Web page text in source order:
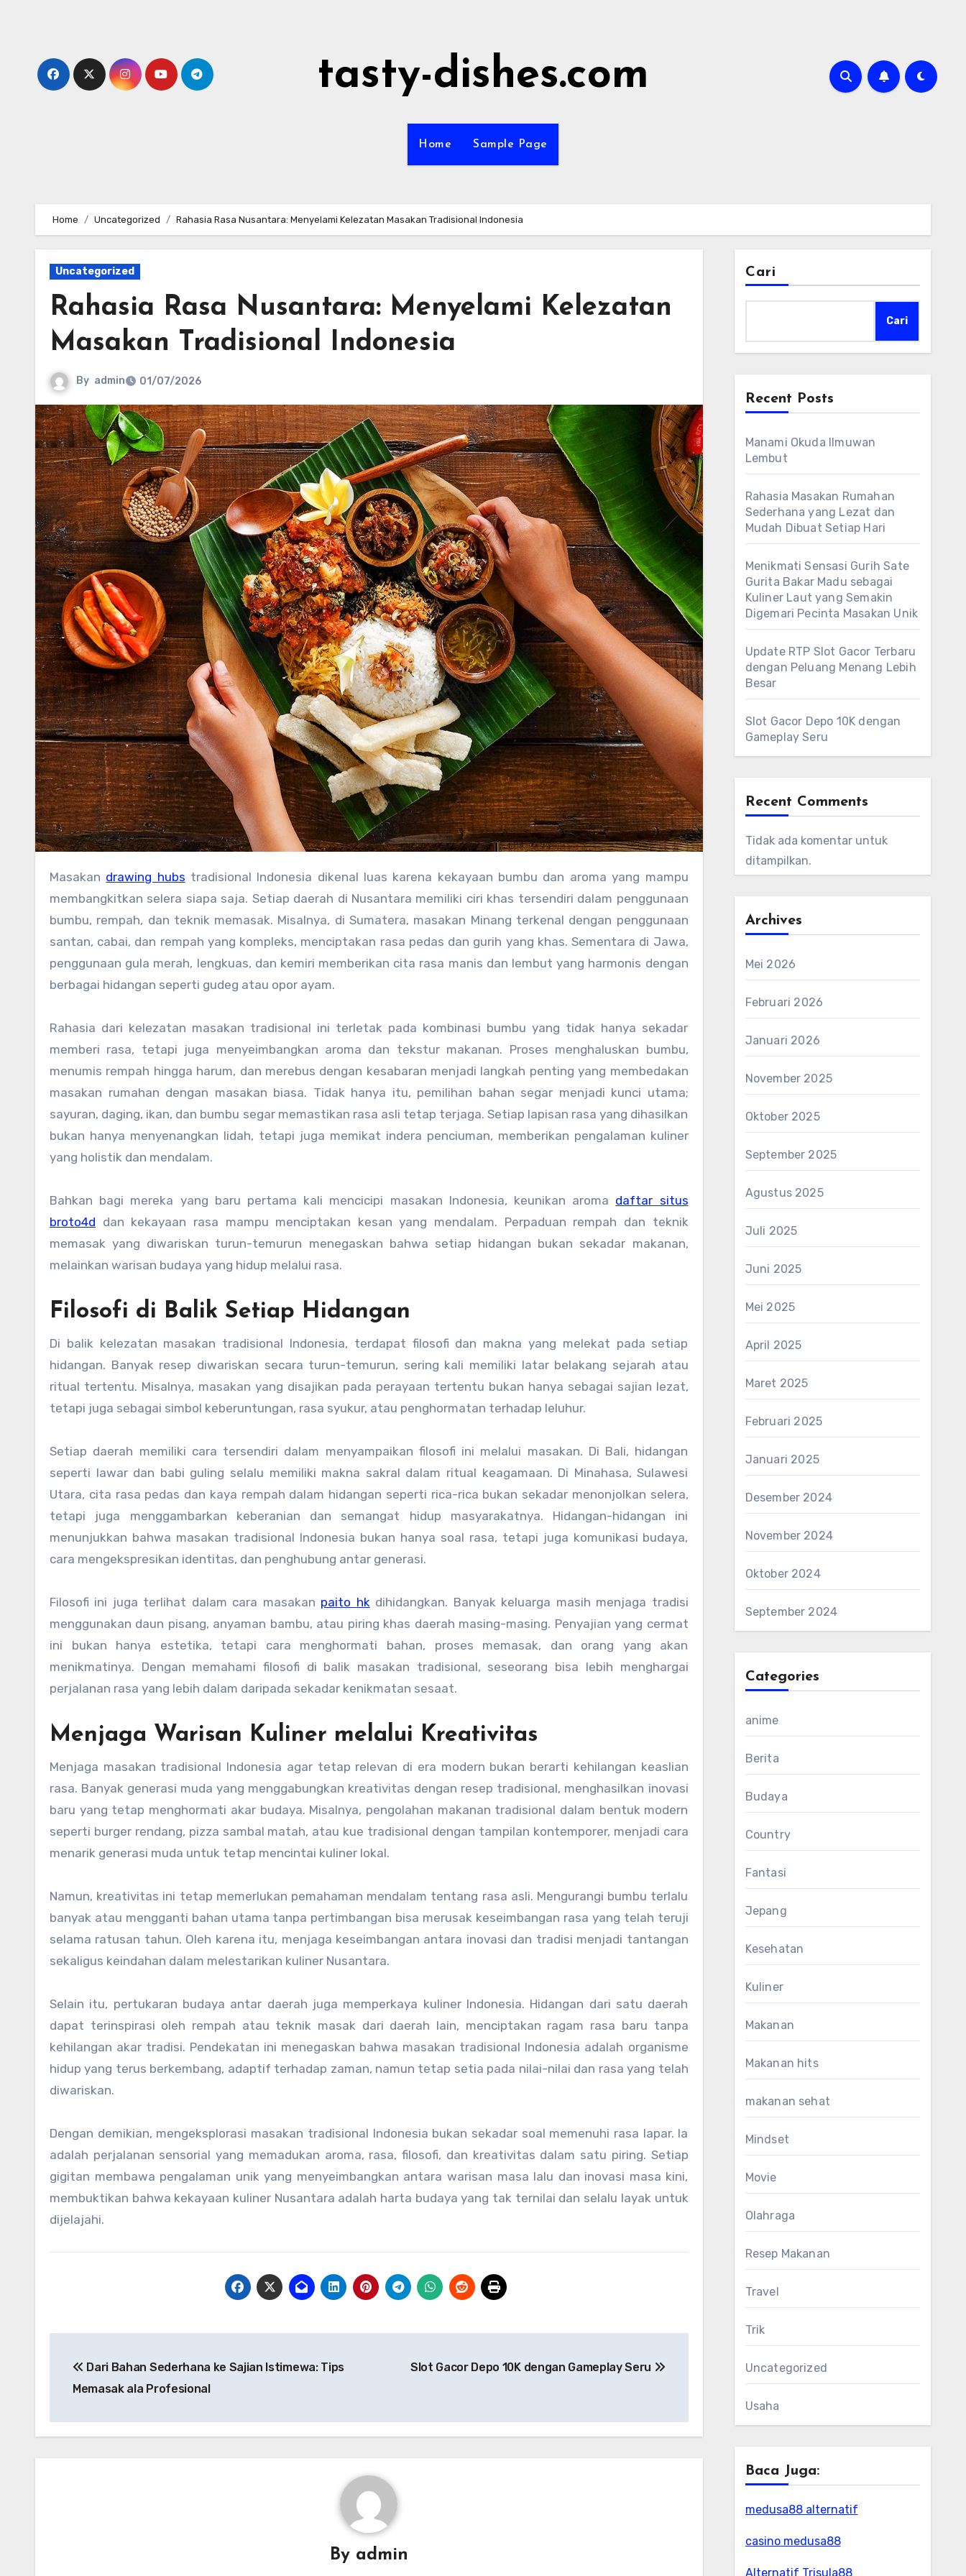
tasty-dishes.com
Home Sample Page
Home Uncategorized Rahasia Rasa Nusantara: Menyelami Kelezatan Masakan Tradisional Indonesia
Uncategorized
Rahasia Rasa Nusantara: Menyelami Kelezatan
Masakan Tradisional Indonesia
By admin 01/07/2026
Masakan drawing hubs tradisional Indonesia dikenal luas karena kekayaan bumbu dan aroma yang mampu
membangkitkan selera siapa saja. Setiap daerah di Nusantara memiliki ciri khas tersendiri dalam penggunaan
bumbu, rempah, dan teknik memasak. Misalnya, di Sumatera, masakan Minang terkenal dengan penggunaan
santan, cabai, dan rempah yang kompleks, menciptakan rasa pedas dan gurih yang khas. Sementara di Jawa,
penggunaan gula merah, lengkuas, dan kemiri memberikan cita rasa manis dan lembut yang harmonis dengan
berbagai hidangan seperti gudeg atau opor ayam.
Rahasia dari kelezatan masakan tradisional ini terletak pada kombinasi bumbu yang tidak hanya sekadar
memberi rasa, tetapi juga menyeimbangkan aroma dan tekstur makanan. Proses menghaluskan bumbu,
menumis rempah hingga harum, dan merebus dengan kesabaran menjadi langkah penting yang membedakan
masakan rumahan dengan masakan biasa. Tidak hanya itu, pemilihan bahan segar menjadi kunci utama;
sayuran, daging, ikan, dan bumbu segar memastikan rasa asli tetap terjaga. Setiap lapisan rasa yang dihasilkan
bukan hanya menyenangkan lidah, tetapi juga memikat indera penciuman, memberikan pengalaman kuliner
yang holistik dan mendalam.
Bahkan bagi mereka yang baru pertama kali mencicipi masakan Indonesia, keunikan aroma daftar situs
broto4d dan kekayaan rasa mampu menciptakan kesan yang mendalam. Perpaduan rempah dan teknik
memasak yang diwariskan turun-temurun menegaskan bahwa setiap hidangan bukan sekadar makanan,
melainkan warisan budaya yang hidup melalui rasa.
Filosofi di Balik Setiap Hidangan
Di balik kelezatan masakan tradisional Indonesia, terdapat filosofi dan makna yang melekat pada setiap
hidangan. Banyak resep diwariskan secara turun-temurun, sering kali memiliki latar belakang sejarah atau
ritual tertentu. Misalnya, masakan yang disajikan pada perayaan tertentu bukan hanya sebagai sajian lezat,
tetapi juga sebagai simbol keberuntungan, rasa syukur, atau penghormatan terhadap leluhur.
Setiap daerah memiliki cara tersendiri dalam menyampaikan filosofi ini melalui masakan. Di Bali, hidangan
seperti lawar dan babi guling selalu memiliki makna sakral dalam ritual keagamaan. Di Minahasa, Sulawesi
Utara, cita rasa pedas dan kaya rempah dalam hidangan seperti rica-rica bukan sekadar menonjolkan selera,
tetapi juga menggambarkan keberanian dan semangat hidup masyarakatnya. Hidangan-hidangan ini
menunjukkan bahwa masakan tradisional Indonesia bukan hanya soal rasa, tetapi juga komunikasi budaya,
cara mengekspresikan identitas, dan penghubung antar generasi.
Filosofi ini juga terlihat dalam cara masakan paito hk dihidangkan. Banyak keluarga masih menjaga tradisi
menggunakan daun pisang, anyaman bambu, atau piring khas daerah masing-masing. Penyajian yang cermat
ini bukan hanya estetika, tetapi cara menghormati bahan, proses memasak, dan orang yang akan
menikmatinya. Dengan memahami filosofi di balik masakan tradisional, seseorang bisa lebih menghargai
perjalanan rasa yang lebih dalam daripada sekadar kenikmatan sesaat.
Menjaga Warisan Kuliner melalui Kreativitas
Menjaga masakan tradisional Indonesia agar tetap relevan di era modern bukan berarti kehilangan keaslian
rasa. Banyak generasi muda yang menggabungkan kreativitas dengan resep tradisional, menghasilkan inovasi
baru yang tetap menghormati akar budaya. Misalnya, pengolahan makanan tradisional dalam bentuk modern
seperti burger rendang, pizza sambal matah, atau kue tradisional dengan tampilan kontemporer, menjadi cara
menarik generasi muda untuk tetap mencintai kuliner lokal.
Namun, kreativitas ini tetap memerlukan pemahaman mendalam tentang rasa asli. Mengurangi bumbu terlalu
banyak atau mengganti bahan utama tanpa pertimbangan bisa merusak keseimbangan rasa yang telah teruji
selama ratusan tahun. Oleh karena itu, menjaga keseimbangan antara inovasi dan tradisi menjadi tantangan
sekaligus keindahan dalam melestarikan kuliner Nusantara.
Selain itu, pertukaran budaya antar daerah juga memperkaya kuliner Indonesia. Hidangan dari satu daerah
dapat terinspirasi oleh rempah atau teknik masak dari daerah lain, menciptakan ragam rasa baru tanpa
kehilangan akar tradisi. Pendekatan ini menegaskan bahwa masakan tradisional Indonesia adalah organisme
hidup yang terus berkembang, adaptif terhadap zaman, namun tetap setia pada nilai-nilai dan rasa yang telah
diwariskan.
Dengan demikian, mengeksplorasi masakan tradisional Indonesia bukan sekadar soal memenuhi rasa lapar. Ia
adalah perjalanan sensorial yang memadukan aroma, rasa, filosofi, dan kreativitas dalam satu piring. Setiap
gigitan membawa pengalaman unik yang menyeimbangkan antara warisan masa lalu dan inovasi masa kini,
membuktikan bahwa kekayaan kuliner Nusantara adalah harta budaya yang tak ternilai dan selalu layak untuk
dijelajahi.
pos Dari Bahan Sederhana ke Sajian Istimewa: Tips
Memasak ala Profesional
Slot Gacor Depo 10K dengan Gameplay Seru
By admin
Cari
Cari
Recent Posts
Manami Okuda Ilmuwan
Lembut
Rahasia Masakan Rumahan
Sederhana yang Lezat dan
Mudah Dibuat Setiap Hari
Menikmati Sensasi Gurih Sate
Gurita Bakar Madu sebagai
Kuliner Laut yang Semakin
Digemari Pecinta Masakan Unik
Update RTP Slot Gacor Terbaru
dengan Peluang Menang Lebih
Besar
Slot Gacor Depo 10K dengan
Gameplay Seru
Recent Comments
Tidak ada komentar untuk
ditampilkan.
Archives
Mei 2026
Februari 2026
Januari 2026
November 2025
Oktober 2025
September 2025
Agustus 2025
Juli 2025
Juni 2025
Mei 2025
April 2025
Maret 2025
Februari 2025
Januari 2025
Desember 2024
November 2024
Oktober 2024
September 2024
Categories
anime
Berita
Budaya
Country
Fantasi
Jepang
Kesehatan
Kuliner
Makanan
Makanan hits
makanan sehat
Mindset
Movie
Olahraga
Resep Makanan
Travel
Trik
Uncategorized
Usaha
Baca Juga:
medusa88 alternatif
casino medusa88
Alternatif Trisula88